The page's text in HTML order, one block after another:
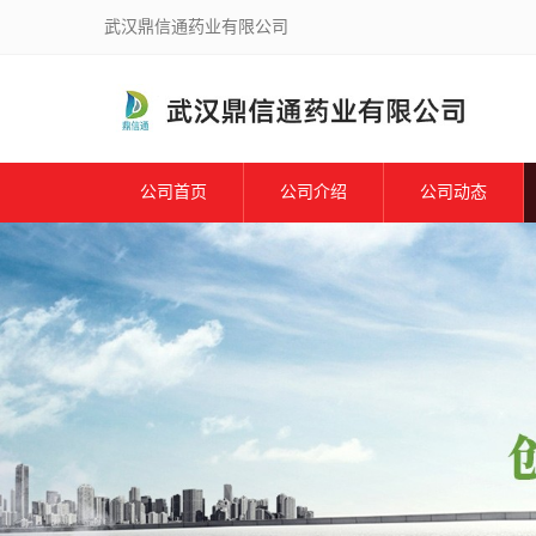
武汉鼎信通药业有限公司
公司首页 公司介绍 公司动态